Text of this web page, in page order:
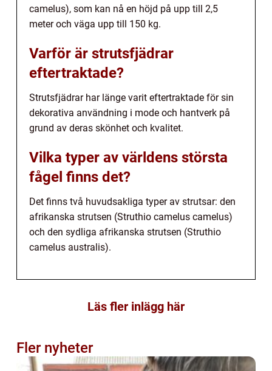
camelus), som kan nå en höjd på upp till 2,5
meter och väga upp till 150 kg.
Varför är strutsfjädrar
eftertraktade?
Strutsfjädrar har länge varit eftertraktade för sin
dekorativa användning i mode och hantverk på
grund av deras skönhet och kvalitet.
Vilka typer av världens största
fågel finns det?
Det finns två huvudsakliga typer av strutsar: den
afrikanska strutsen (Struthio camelus camelus)
och den sydliga afrikanska strutsen (Struthio
camelus australis).
Läs fler inlägg här
Fler nyheter